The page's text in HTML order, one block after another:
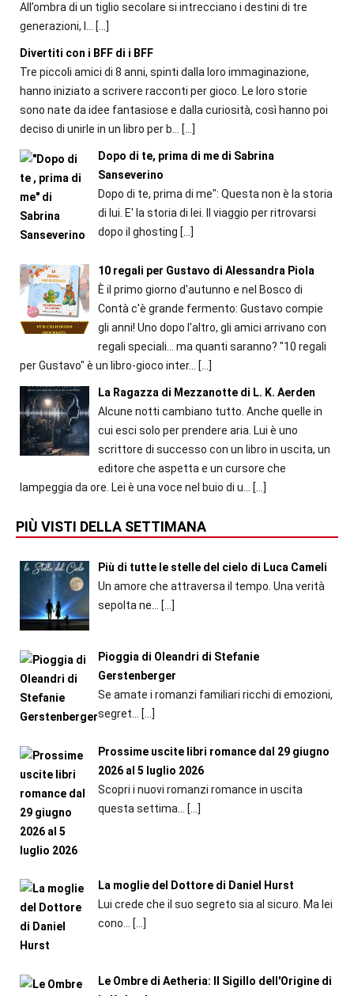
All’ombra di un tiglio secolare si intrecciano i destini di tre
generazioni, l... […]
Divertiti con i BFF di i BFF
Tre piccoli amici di 8 anni, spinti dalla loro immaginazione,
hanno iniziato a scrivere racconti per gioco. Le loro storie
sono nate da idee fantasiose e dalla curiosità, così hanno poi
deciso di unirle in un libro per b... […]
Dopo di te, prima di me di Sabrina
Sanseverino
Dopo di te, prima di me": Questa non è la storia
di lui. E' la storia di lei. Il viaggio per ritrovarsi
dopo il ghosting […]
10 regali per Gustavo di Alessandra Piola
È il primo giorno d'autunno e nel Bosco di
Contà c'è grande fermento: Gustavo compie
gli anni! Uno dopo l'altro, gli amici arrivano con
regali speciali... ma quanti saranno? "10 regali
per Gustavo" è un libro-gioco inter...
[…]
La Ragazza di Mezzanotte di L. K. Aerden
Alcune notti cambiano tutto. Anche quelle in
cui esci solo per prendere aria. Lui è uno
scrittore di successo con un libro in uscita, un
editore che aspetta e un cursore che
lampeggia da ore. Lei è una voce nel buio di u...
[…]
PIÙ VISTI DELLA SETTIMANA
Più di tutte le stelle del cielo di Luca Cameli
Un amore che attraversa il tempo. Una verità
sepolta ne...
[…]
Pioggia di Oleandri di Stefanie
Gerstenberger
Se amate i romanzi familiari ricchi di emozioni,
segret...
[…]
Prossime uscite libri romance dal 29 giugno
2026 al 5 luglio 2026
Scopri i nuovi romanzi romance in uscita
questa settima... […]
La moglie del Dottore di Daniel Hurst
Lui crede che il suo segreto sia al sicuro. Ma lei
cono...
[…]
Le Ombre di Aetheria: Il Sigillo dell'Origine di